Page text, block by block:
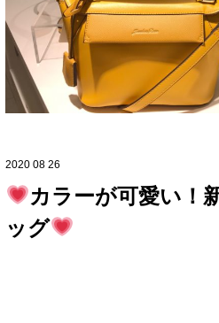
2020 08 26
カラーが可愛い！
ッグ